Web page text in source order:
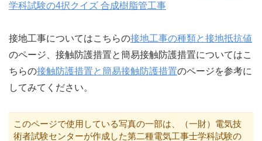
学科試験の4択クイズ 合成樹脂管工事
接地工事についてはこちらの接地工事の種類と接地抵抗値
のページ、接触防護措置と簡易接触防護措置についてはこ
ちらの接触防護措置と簡易接触防護措置のページを参考に
してみてください。
このページで使用している写真の一部は、（一財）電気技
術者試験センターが作成した第二種電気工事士学科試験の